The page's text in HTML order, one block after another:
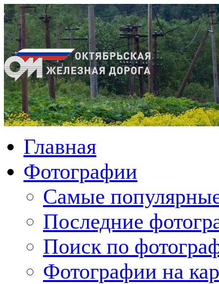
Главная
Фотографии
Cамые
Последние
Поиск по
Фотографии на